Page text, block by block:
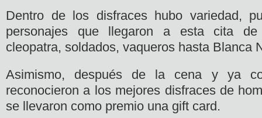
Dentro de los disfraces hubo variedad,
personajes que llegaron a esta cita de
cleopatra, soldados, vaqueros hasta Blanca
Asimismo, después de la cena y ya
reconocieron a los mejores disfraces de
se llevaron como premio una gift card.